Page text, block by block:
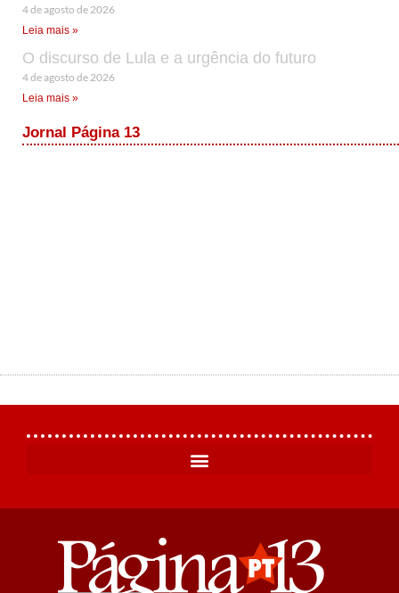
4 de agosto de 2026
Leia mais »
O discurso de Lula e a urgência do futuro
4 de agosto de 2026
Leia mais »
Jornal Página 13